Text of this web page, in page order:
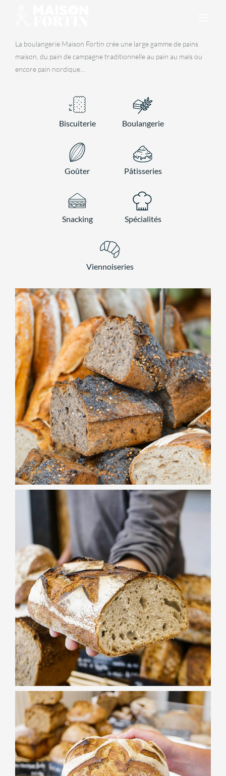
La boulangerie Maison Fortin crée une large gamme de pains
maison, du pain de campagne traditionnelle au pain au maïs ou
encore pain nordique…
Biscuiterie Boulangerie
Goûter Pâtisseries
Snacking Spécialités
Viennoiseries
BOULANGERIE
Pain Nordique
BOULANGERIE
Pain de
Campagne
BOULANGERIE